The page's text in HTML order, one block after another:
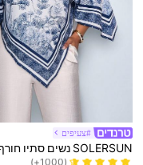
#צעיפים
1# רבי מכר
ב אריג חולצות
(1000+)